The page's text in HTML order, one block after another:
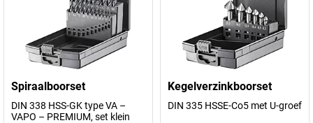
Spiraalboorset
DIN 338 HSS-GK type VA –
VAPO – PREMIUM, set klein
Kegelverzinkboorset
DIN 335 HSSE-Co5 met U-groef